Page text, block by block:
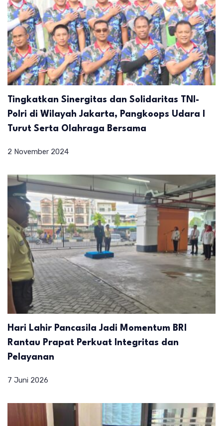
Tingkatkan Sinergitas dan Solidaritas TNI-
Polri di Wilayah Jakarta, Pangkoops Udara I
Turut Serta Olahraga Bersama
2 November 2024
Hari Lahir Pancasila Jadi Momentum BRI
Rantau Prapat Perkuat Integritas dan
Pelayanan
7 Juni 2026